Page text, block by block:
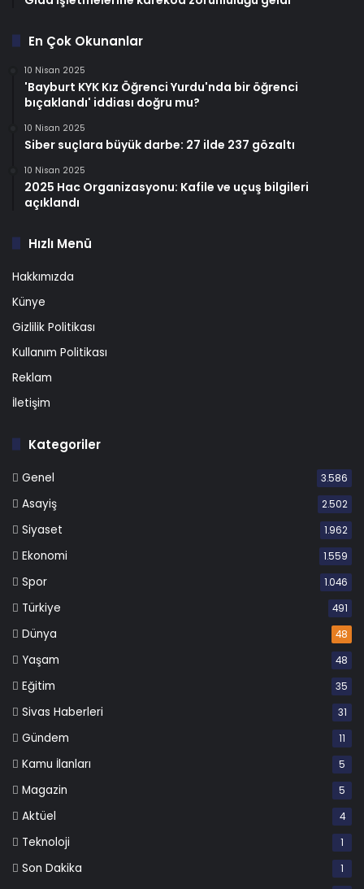
En Çok Okunanlar
10 Nisan 2025
'Bayburt KYK Kız Öğrenci Yurdu'nda bir öğrenci
bıçaklandı' iddiası doğru mu?
10 Nisan 2025
Siber suçlara büyük darbe: 27 ilde 237 gözaltı
10 Nisan 2025
2025 Hac Organizasyonu: Kafile ve uçuş bilgileri
açıklandı
Hızlı Menü
Hakkımızda
Künye
Gizlilik Politikası
Kullanım Politikası
Reklam
İletişim
Kategoriler
Genel 3.586
Asayiş 2.502
Siyaset 1.962
Ekonomi 1.559
Spor 1.046
Türkiye 491
Dünya 48
Yaşam 48
Eğitim 35
Sivas Haberleri 31
Gündem 11
Kamu İlanları 5
Magazin 5
Aktüel 4
Teknoloji 1
Son Dakika 1